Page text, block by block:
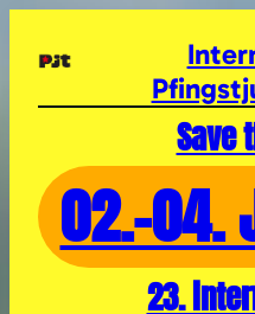
springen
Save
02.-04.
23.